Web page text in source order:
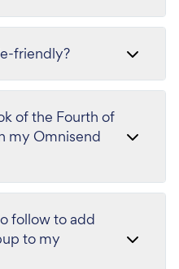
friendly?
of the Fourth of
my Omnisend
follow to add
to my